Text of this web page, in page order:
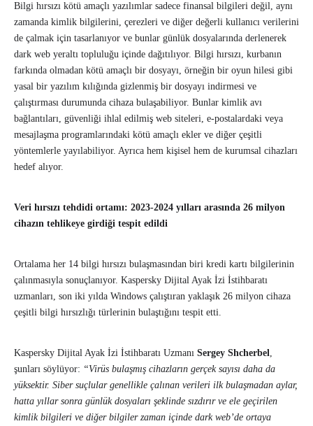
Bilgi hırsızı kötü amaçlı yazılımlar sadece finansal bilgileri değil, aynı
zamanda kimlik bilgilerini, çerezleri ve diğer değerli kullanıcı verilerini
de çalmak için tasarlanıyor ve bunlar günlük dosyalarında derlenerek
dark web yeraltı topluluğu içinde dağıtılıyor. Bilgi hırsızı, kurbanın
farkında olmadan kötü amaçlı bir dosyayı, örneğin bir oyun hilesi gibi
yasal bir yazılım kılığında gizlenmiş bir dosyayı indirmesi ve
çalıştırması durumunda cihaza bulaşabiliyor. Bunlar kimlik avı
bağlantıları, güvenliği ihlal edilmiş web siteleri, e-postalardaki veya
mesajlaşma programlarındaki kötü amaçlı ekler ve diğer çeşitli
yöntemlerle yayılabiliyor. Ayrıca hem kişisel hem de kurumsal cihazları
hedef alıyor.
Veri hırsızı tehdidi ortamı: 2023-2024 yılları arasında 26 milyon
cihazın tehlikeye girdiği tespit edildi
Ortalama her 14 bilgi hırsızı bulaşmasından biri kredi kartı bilgilerinin
çalınmasıyla sonuçlanıyor. Kaspersky Dijital Ayak İzi İstihbaratı
uzmanları, son iki yılda Windows çalıştıran yaklaşık 26 milyon cihaza
çeşitli bilgi hırsızlığı türlerinin bulaştığını tespit etti.
Kaspersky Dijital Ayak İzi İstihbaratı Uzmanı Sergey Shcherbel,
şunları söylüyor: “Virüs bulaşmış cihazların gerçek sayısı daha da
yüksektir. Siber suçlular genellikle çalınan verileri ilk bulaşmadan aylar,
hatta yıllar sonra günlük dosyaları şeklinde sızdırır ve ele geçirilen
kimlik bilgileri ve diğer bilgiler zaman içinde dark web’de ortaya